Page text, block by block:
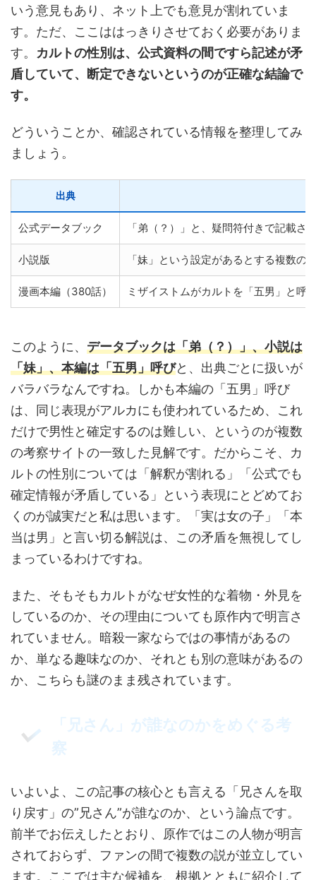
いう意見もあり、ネット上でも意見が割れていま
す。ただ、ここははっきりさせておく必要がありま
す。 カルトの性別は、公式資料の間ですら記述が矛
盾していて、断定できないというのが正確な結論で
す。
どういうことか、確認されている情報を整理してみ
ましょう。
出典
公式データブック 「弟（？）」と、疑問符付きで記載さ
小説版 「妹」という設定があるとする複数の
漫画本編（380話） ミザイストムがカルトを「五男」と呼
このように、 データブックは「弟（？）」、小説は
「妹」、本編は「五男」呼びと、出典ごとに扱いが
バラバラなんですね。しかも本編の「五男」呼び
は、同じ表現がアルカにも使われているため、これ
だけで男性と確定するのは難しい、というのが複数
の考察サイトの一致した見解です。だからこそ、カ
ルトの性別については「解釈が割れる」「公式でも
確定情報が矛盾している」という表現にとどめてお
くのが誠実だと私は思います。「実は女の子」「本
当は男」と言い切る解説は、この矛盾を無視してし
まっているわけですね。
また、そもそもカルトがなぜ女性的な着物・外見を
しているのか、その理由についても原作内で明言さ
れていません。暗殺一家ならではの事情があるの
か、単なる趣味なのか、それとも別の意味があるの
か、こちらも謎のまま残されています。
「兄さん」が誰なのかをめぐる考
察
いよいよ、この記事の核心とも言える「兄さんを取
り戻す」の”兄さん”が誰なのか、という論点です。
前半でお伝えしたとおり、原作ではこの人物が明言
されておらず、ファンの間で複数の説が並立してい
ます。ここでは主な候補を、根拠とともに紹介して